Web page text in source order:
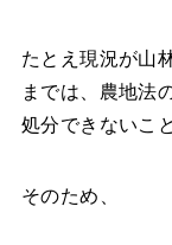
たとえ現況が山
までは、農地法
処分できないこ
そのため、